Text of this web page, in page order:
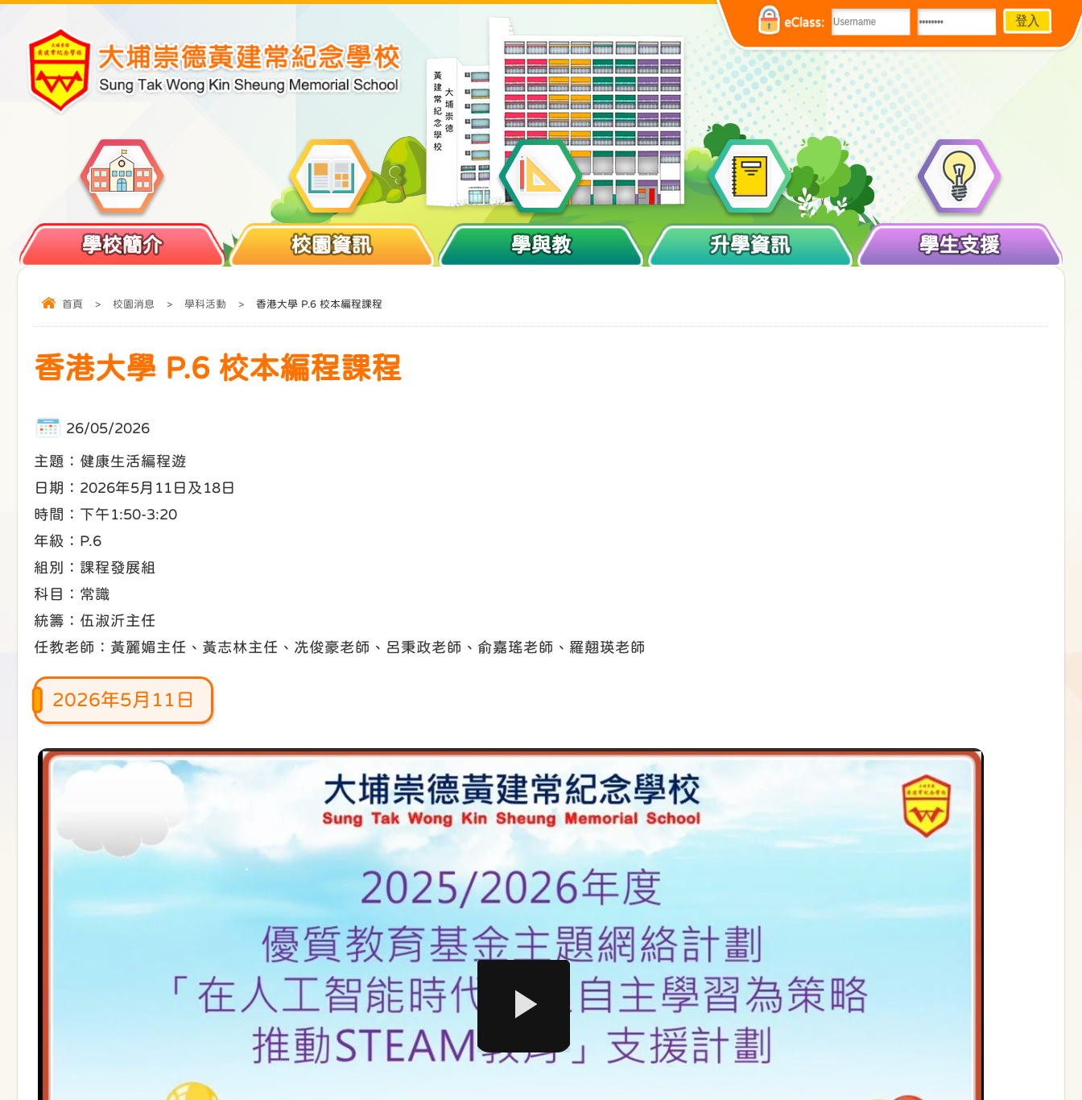
eClass:
學校簡介 校園資訊 學與教 升學資訊 學生支援
首頁 > 校園消息 > 學科活動 > 香港大學 P.6 校本編程課程
香港大學 P.6 校本編程課程
26/05/2026
主題：健康生活編程遊
日期：2026年5月11日及18日
時間：下午1:50-3:20
年級：P.6
組別：課程發展組
科目：常識
統籌：伍淑沂主任
任教老師：黃麗媚主任、黃志林主任、冼俊豪老師、呂秉政老師、俞嘉瑤老師、羅翹瑛老師
2026年5月11日